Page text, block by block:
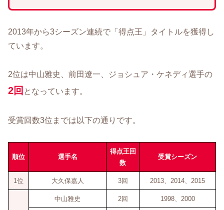
2013年から3シーズン連続で「得点王」タイトルを獲得し
ています。
2位は中山雅史、前田遼一、ジョシュア・ケネディ選手の
2回 となっています。
受賞回数3位までは以下の通りです。
順位 選手名
得点王回
数
受賞シーズン
1位 大久保嘉人 3回 2013、2014、2015
中山雅史 2回 1998、2000